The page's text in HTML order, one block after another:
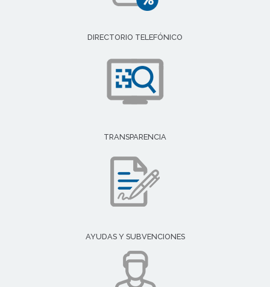
DIRECTORIO TELEFÓNICO
TRANSPARENCIA
AYUDAS Y SUBVENCIONES